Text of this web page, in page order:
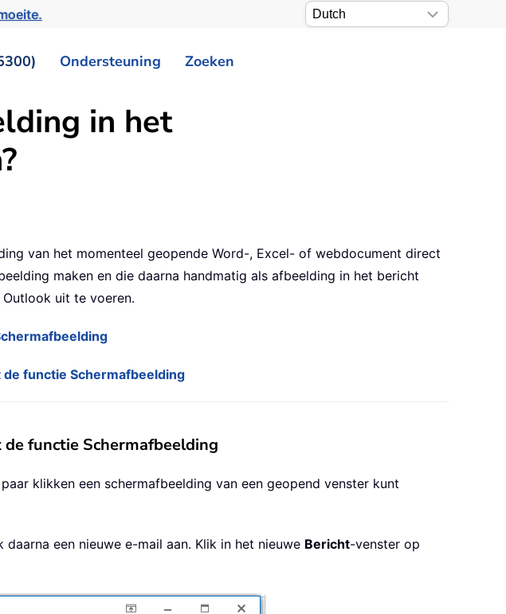
Ondersteuning Zoeken
in het
van het momenteel geopende Word-, Excel- of webdocument direct
maken en die daarna handmatig als afbeelding in het bericht
uit te voeren.
functie Schermafbeelding
functie Schermafbeelding
klikken een schermafbeelding van een geopend venster kunt
een nieuwe e-mail aan. Klik in het nieuwe Bericht-venster op